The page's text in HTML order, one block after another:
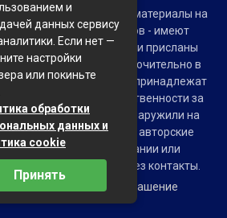
права защищены. Все материалы на
из открытых источников - имеют
материал в интернете или присланы
и предоставляются исключительно в
Права на материалы принадлежат
сайта ответственности за
не несет. Если Вы обнаружили на
которые нарушают авторские
Вам, Вашей компании или
сообщите нам через контакты.
Пользовательское соглашение
и
данных сервису
Если нет —
настройки
или покиньте
обработки
данных и
cookie
Принять